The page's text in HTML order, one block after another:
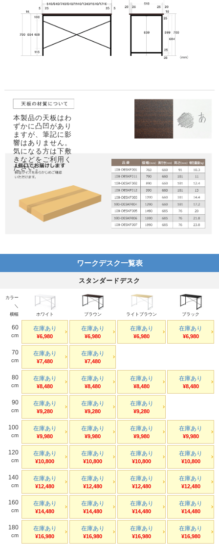
本製品の天板はわ
ずかに凸凹があり
ますが、筆記に影
響はありません。
気になる方は下敷
きなどをご利用く
ださい。
ワークデスク一覧表
スタンダードデスク
カラー
＼
横幅
ホワイト ブラウン ライトブラウン ブラック
60
cm
在庫あり
¥6,980
在庫あり
¥6,980
在庫あり
¥6,980
在庫あり
¥6,980
70
cm
在庫あり
¥7,480
在庫あり
¥7,480
80
cm
在庫あり
¥8,480
在庫あり
¥8,480
在庫あり
¥8,480
在庫あり
¥8,480
90
cm
在庫あり
¥9,280
在庫あり
¥9,280
在庫あり
¥9,280
100
cm
在庫あり
¥9,980
在庫あり
¥9,980
在庫あり
¥9,980
在庫あり
¥9,980
120
cm
在庫あり
¥10,800
在庫あり
¥10,800
在庫あり
¥10,800
在庫あり
¥10,800
140
cm
在庫あり
¥12,480
在庫あり
¥12,480
在庫あり
¥12,480
在庫あり
¥12,480
160
cm
在庫あり
¥14,480
在庫あり
¥14,480
在庫あり
¥14,480
在庫あり
¥14,480
180
cm
在庫あり
¥16,980
在庫あり
¥16,980
在庫あり
¥16,980
在庫あり
¥16,980